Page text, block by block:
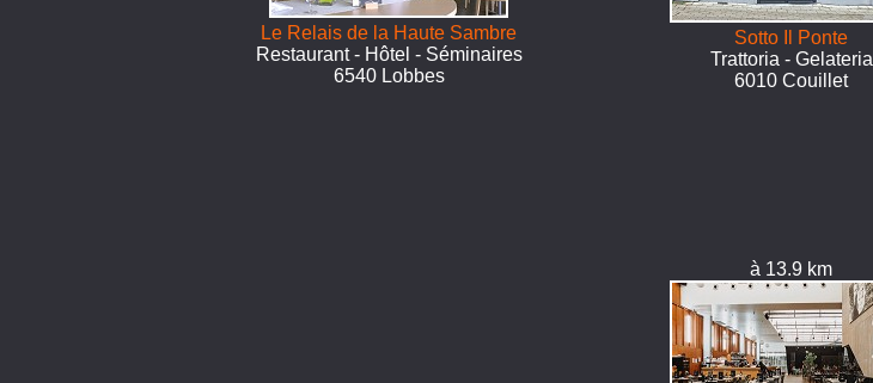
Le Relais de la Haute Sambre
Restaurant - Hôtel - Séminaires
6540 Lobbes
Sotto Il Ponte
Trattoria - Gelateria
6010 Couillet
à 13.9 km